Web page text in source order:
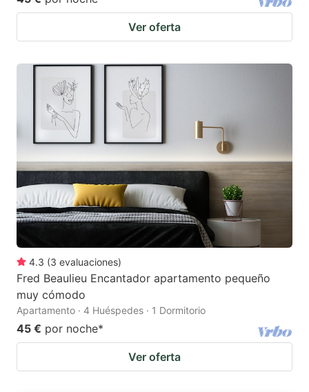
Ver oferta
4.3 (3 evaluaciones)
Fred Beaulieu Encantador apartamento pequeño
muy cómodo
Apartamento · 4 Huéspedes · 1 Dormitorio
45 € por noche*
Ver oferta